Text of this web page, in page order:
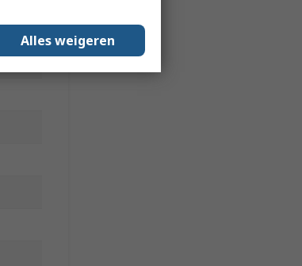
Alles weigeren